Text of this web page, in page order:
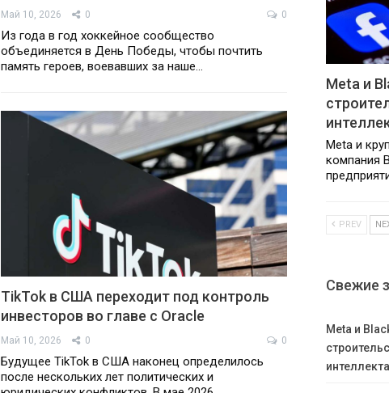
Май 10, 2026 0 0
Из года в год хоккейное сообщество
объединяется в День Победы, чтобы почтить
память героев, воевавших за наше…
TikTok в США переходит под контроль
инвесторов во главе с Oracle
Май 10, 2026 0 0
Будущее TikTok в США наконец определилось
после нескольких лет политических и
Meta и
Meta и
компания
PREV
Свежие
Meta и
интеллекта